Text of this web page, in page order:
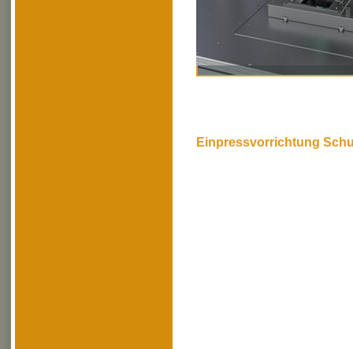
Einpressvorrichtung